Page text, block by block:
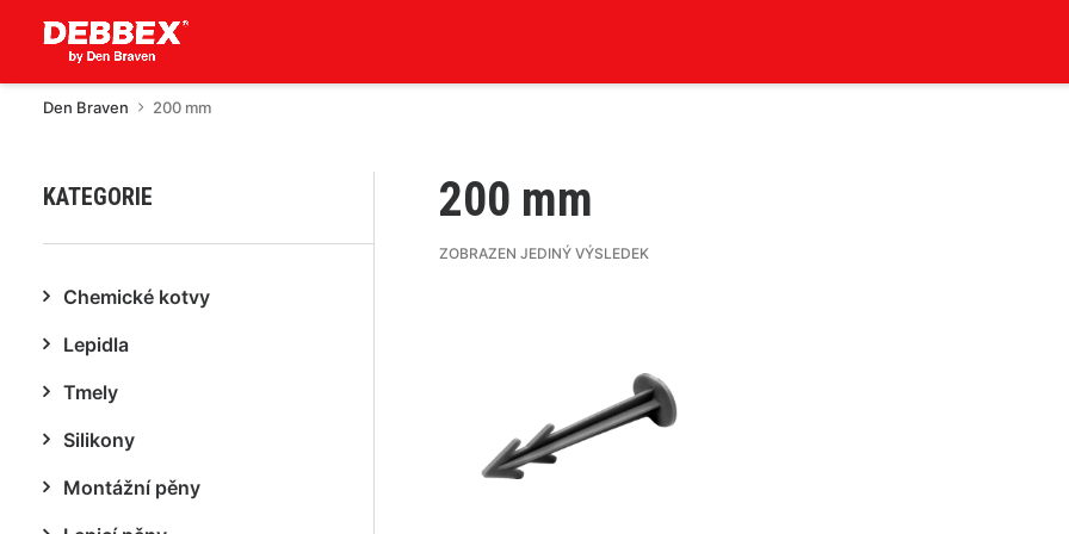
Den Braven 200 mm
KATEGORIE
Chemické kotvy
Lepidla
Tmely
Silikony
Montážní pěny
200 mm
ZOBRAZEN JEDINÝ VÝSLEDEK